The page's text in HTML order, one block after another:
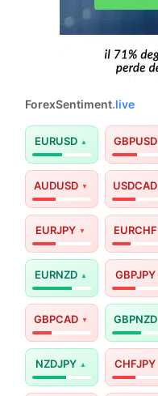
ForexSentiment.live
EURUSD GBPUSD
AUDUSD USDCAD
EURJPY EURCHF
EURNZD GBPJPY
GBPCAD GBPNZD
NZDJPY CHFJPY